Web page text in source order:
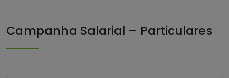
Campanha Salarial – Particulares